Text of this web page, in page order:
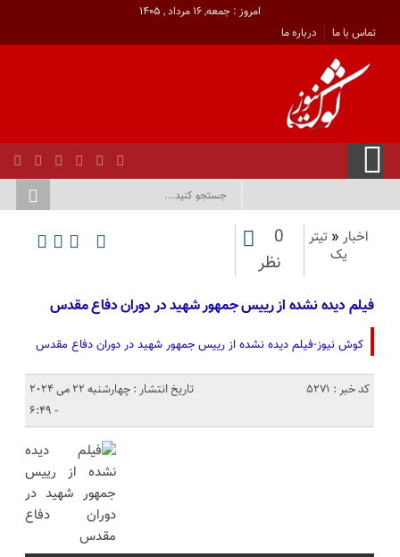
امروز : جمعه, ۱۶ مرداد , ۱۴۰۵
تماس با ما
درباره ما
اخبار « تیتر
یک
0
نظر
فیلم دیده نشده از رییس جمهور شهید در دوران دفاع مقدس
کوش نیوز-فیلم دیده نشده از رییس جمهور شهید در دوران دفاع مقدس
کد خبر : 5271
تاریخ انتشار : چهارشنبه 22 می 2024
- 6:49